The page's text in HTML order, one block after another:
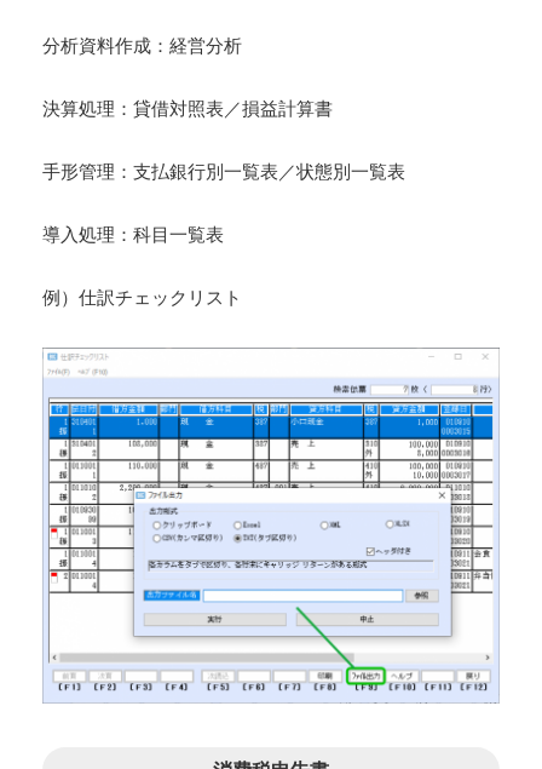
分析資料作成：経営分析
決算処理：貸借対照表／損益計算書
手形管理：支払銀行別一覧表／状態別一覧表
導入処理：科目一覧表
例）仕訳チェックリスト